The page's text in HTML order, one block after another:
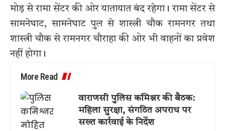
मोड़ से रामा सेंटर की ओर यातायात बंद रहेगा। रामा सेंटर से
सामनेघाट, सामनेघाट पुल से शास्त्री चौक रामनगर तथा
शास्त्री चौक से रामनगर चौराहा की ओर भी वाहनों का प्रवेश
नहीं होगा।
More Read
वाराणसी पुलिस कमिश्नर की बैठक:
महिला सुरक्षा, संगठित अपराध पर
सख्त कार्रवाई के निर्देश